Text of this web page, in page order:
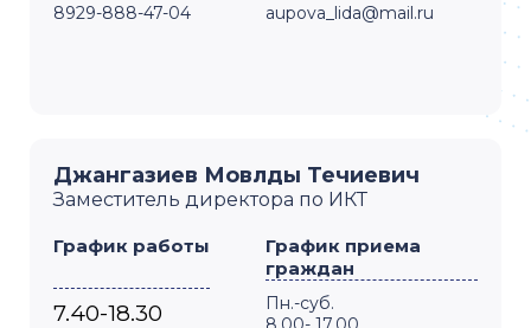
8929-888-47-04 aupova_lida@mail.ru
Джангазиев Мовлды Течиевич
Заместитель директора по ИКТ
График работы
7.40-18.30
График приема
граждан
Пн.-суб.